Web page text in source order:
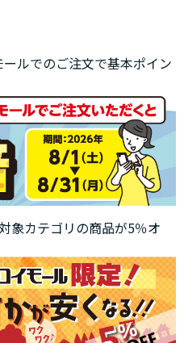
ルでのご注文で基本ポイン
象カテゴリの商品が5％オ